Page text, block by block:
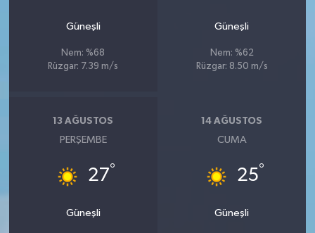
Güneşli
Nem: %68
Rüzgar: 7.39 m/s
Güneşli
Nem: %62
Rüzgar: 8.50 m/s
13 AĞUSTOS
PERŞEMBE
27°
Güneşli
14 AĞUSTOS
CUMA
25°
Güneşli